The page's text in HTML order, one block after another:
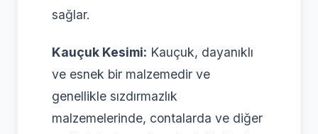
sağlar.
Kauçuk Kesimi: Kauçuk, dayanıklı
ve esnek bir malzemedir ve
genellikle sızdırmazlık
malzemelerinde, contalarda ve diğer